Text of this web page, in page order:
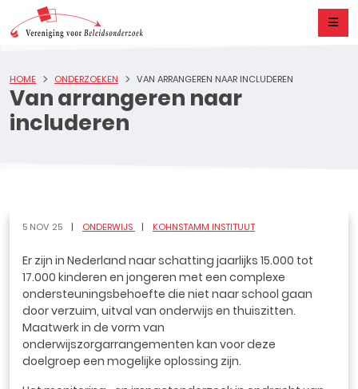
Van arrangeren naar
includeren
HOME ONDERZOEKEN VAN ARRANGEREN NAAR INCLUDEREN
5 NOV 25 ONDERWIJS KOHNSTAMM INSTITUUT
Er zijn in Nederland naar schatting jaarlijks 15.000 tot
17.000 kinderen en jongeren met een complexe
ondersteuningsbehoefte die niet naar school gaan
door verzuim, uitval van onderwijs en thuiszitten.
Maatwerk in de vorm van
onderwijszorgarrangementen kan voor deze
doelgroep een mogelijke oplossing zijn.